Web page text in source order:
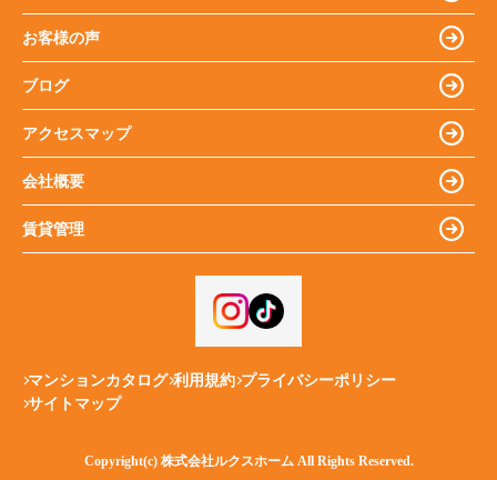
お客様の声
ブログ
アクセスマップ
会社概要
賃貸管理
マンションカタログ 利用規約 プライバシーポリシー
サイトマップ
Copyright(c) 株式会社ルクスホーム All Rights Reserved.